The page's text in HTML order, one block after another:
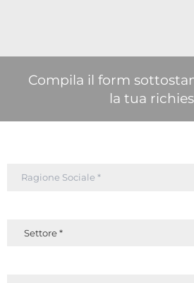
Compila il form
la tua